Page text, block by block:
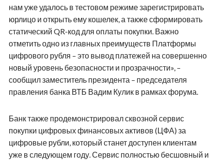
нам уже удалось в тестовом режиме зарегистрировать
юрлицо и открыть ему кошелек, а также сформировать
статический QR-код для оплаты покупки. Важно
отметить одно из главных преимуществ Платформы
цифрового рубля – это вывод платежей на совершенно
новый уровень безопасности и прозрачности», –
сообщил заместитель президента – председателя
правления банка ВТБ Вадим Кулик в рамках форума.
Банк также продемонстрировал сквозной сервис
покупки цифровых финансовых активов (ЦФА) за
цифровые рубли, который станет доступен клиентам
уже в следующем году. Сервис полностью бесшовный и